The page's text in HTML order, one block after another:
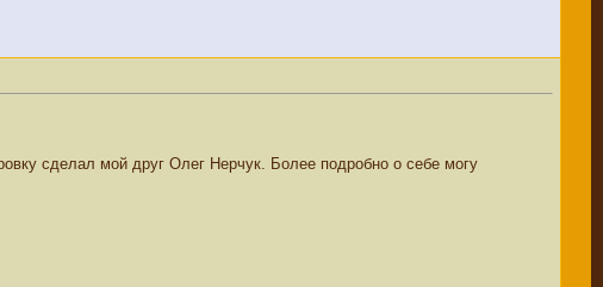
сделал мой друг Олег Нерчук. Более подробно о себе могу